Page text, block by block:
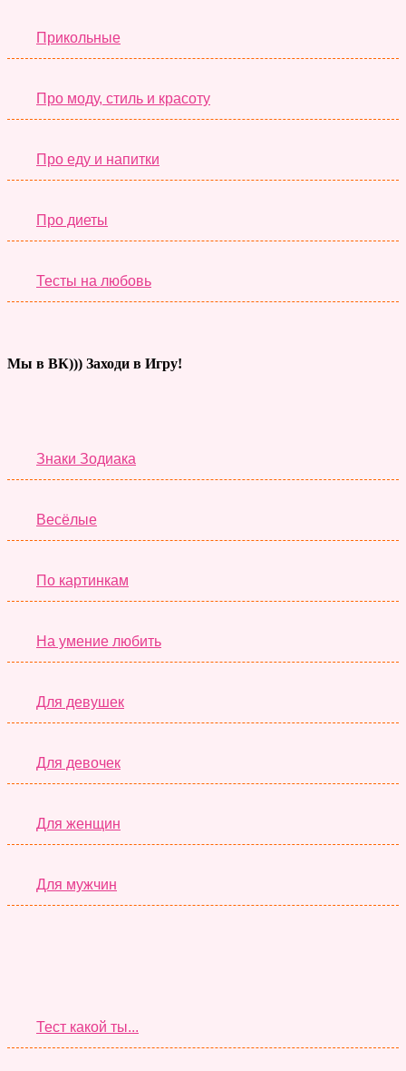
Прикольные
Про моду, стиль и красоту
Про еду и напитки
Про диеты
Тесты на любовь
Мы в ВК))) Заходи в Игру!
Знаки Зодиака
Весёлые
По картинкам
На умение любить
Для девушек
Для девочек
Для женщин
Для мужчин
Тест какой ты...